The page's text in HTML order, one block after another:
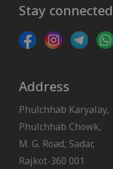
Stay connected
Address
Phulchhab Karyalay,
Phulchhab Chowk,
M. G. Road, Sadar,
Rajkot-360 001